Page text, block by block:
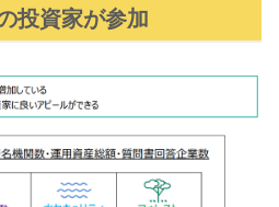
投資家が参加